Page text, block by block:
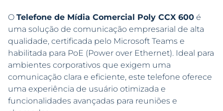
O Telefone de Mídia Comercial Poly CCX 600 é
uma solução de comunicação empresarial de alta
qualidade, certificada pelo Microsoft Teams e
habilitada para PoE (Power over Ethernet). Ideal para
ambientes corporativos que exigem uma
comunicação clara e eficiente, este telefone oferece
uma experiência de usuário otimizada e
funcionalidades avançadas para reuniões e